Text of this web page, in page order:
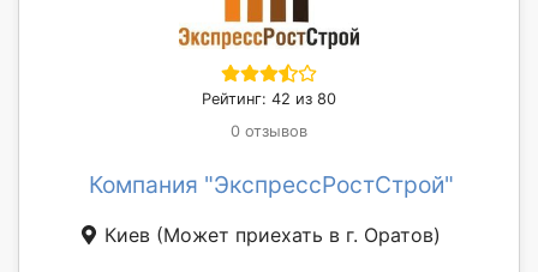
Рейтинг: 42 из 80
0 отзывов
Компания "ЭкспрессРостСтрой"
Киев (Может приехать в г. Оратов)